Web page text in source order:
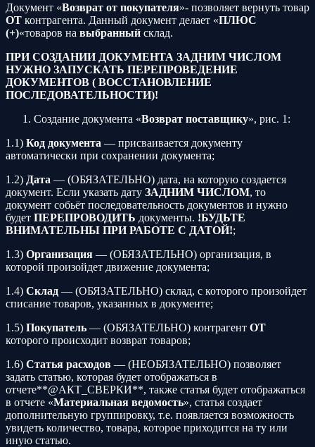
Документ «Возврат от покупателя»- позволяет вернуть товар
ОТ контрагента. Данный документ делает «ПЛЮС
(+)«товаров на выбранный склад.
ПРИ СОЗДАНИИ ДОКУМЕНТА ЗАДНИМ ЧИСЛОМ
НУЖНО ЗАПУСКАТЬ ПЕРЕПРОВЕДЕНИЕ
ДОКУМЕНТОВ ( ВОССТАНОВЛЕНИЕ
ПОСЛЕДОВАТЕЛЬНОСТИ)!
Создание документа «Возврат поставщику», рис. 1:
1.1) Код документа — присваивается документу
автоматически при сохранении документа;
1.2) Дата — (ОБЯЗАТЕЛЬНО) дата, на которую создается
документ. Если указать дату ЗАДНИМ ЧИСЛОМ, то
документ собьёт последовательность документов и нужно
будет ПЕРЕПРОВОДИТЬ документы. !БУДЬТЕ
ВНИМАТЕЛЬНЫ ПРИ РАБОТЕ С ДАТОЙ!;
1.3) Организация — (ОБЯЗАТЕЛЬНО) организация, в
которой произойдет движение документа;
1.4) Склад — (ОБЯЗАТЕЛЬНО) склад, с которого произойдет
списание товаров, указанных в документе;
1.5) Покупатель — (ОБЯЗАТЕЛЬНО) контрагент ОТ
которого происходит возврат товаров;
1.6) Статья расходов — (НЕОБЯЗАТЕЛЬНО) позволяет
задать статью, которая будет отображаться в
отчете**@АКТ_СВЕРКИ**, также статья будет отображаться
в отчете «Материальная ведомость», статья создает
дополнительную группировку, т.е. появляется возможность
увидеть количество, товара, которое приходится на ту или
иную статью.